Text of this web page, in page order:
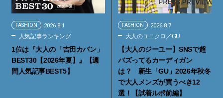
FASHION 2026.8.1
人気記事ランキング
1位は『大人の「吉田カバン」
BEST30【2026年夏】』【週
間人気記事BEST5】
FASHION 2026.8.7
大人のユニクロ／GU
【大人のジーユー】SNSで超
バズってるカーディガン
は？ 新生「GU」2026年秋冬
で大人メンズが買うべき12
選！【試着ルポ前編】